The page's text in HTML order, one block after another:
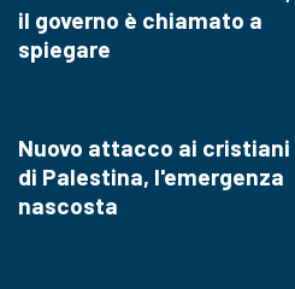
il governo è chiamato a
spiegare
Nuovo attacco ai cristiani
di Palestina, l'emergenza
nascosta